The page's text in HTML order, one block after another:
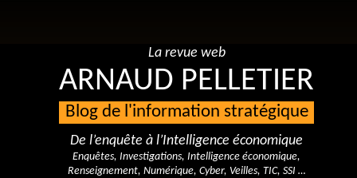
La revue web
ARNAUD PELLETIER
Blog de l'information stratégique
De l’enquête à l’Intelligence économique
Enquêtes, Investigations, Intelligence économique,
Renseignement, Numérique, Cyber, Veilles, TIC, SSI …